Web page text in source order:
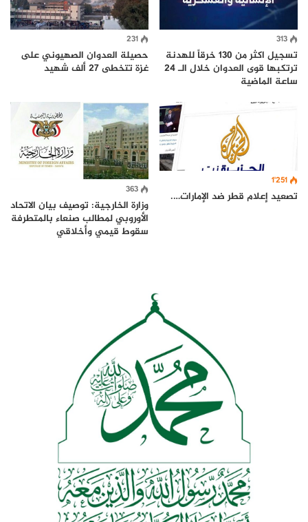
313
تسجيل اكثر من 130 خرقاً للهدنة
ترتكبها قوى العدوان خلال الـ 24
ساعة الماضية
231
حصيلة العدوان الصهيوني على
غزة تتخطى 27 ألف شهيد
1٬251
تصعيد إعلام قطر ضد اﻹمارات…. 363
وزارة الخارجية: توصيف بيان الاتحاد
الأوروبي لمطالب صنعاء بالمتطرفة
سقوط قيمي وأخلاقي